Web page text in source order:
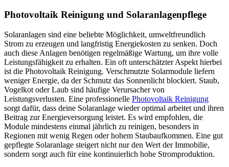
Photovoltaik Reinigung und Solaranlagenpflege
Solaranlagen sind eine beliebte Möglichkeit, umweltfreundlich
Strom zu erzeugen und langfristig Energiekosten zu senken. Doch
auch diese Anlagen benötigen regelmäßige Wartung, um ihre volle
Leistungsfähigkeit zu erhalten. Ein oft unterschätzter Aspekt hierbei
ist die Photovoltaik Reinigung. Verschmutzte Solarmodule liefern
weniger Energie, da der Schmutz das Sonnenlicht blockiert. Staub,
Vogelkot oder Laub sind häufige Verursacher von
Leistungsverlusten. Eine professionelle Photovoltaik Reinigung
sorgt dafür, dass deine Solaranlage wieder optimal arbeitet und ihren
Beitrag zur Energieversorgung leistet. Es wird empfohlen, die
Module mindestens einmal jährlich zu reinigen, besonders in
Regionen mit wenig Regen oder hohem Staubaufkommen. Eine gut
gepflegte Solaranlage steigert nicht nur den Wert der Immobilie,
sondern sorgt auch für eine kontinuierlich hohe Stromproduktion.